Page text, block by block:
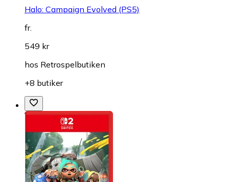
Halo: Campaign Evolved (PS5)
fr.
549 kr
hos Retrospelbutiken
+8 butiker